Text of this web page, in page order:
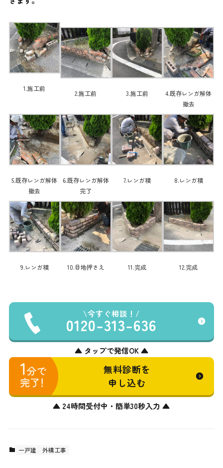
1.施工前
2.施工前 3.施工前
4.既存レンガ解体
撤去
5.既存レンガ解体
撤去
6.既存レンガ解体
完了
7.レンガ積 8.レンガ積
9.レンガ積 10.目地押さえ 11.完成 12.完成
今すぐ相談！
0120-313-636
▲ タップで発信OK ▲
無料診断を
申し込む
▲ 24時間受付中・簡単30秒入力 ▲
一戸建 外構工事